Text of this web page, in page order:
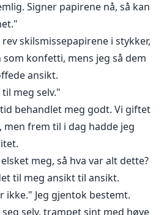
Signer papirene nå, så kan
skilsmissepapirene i stykker,
konfetti, mens jeg så dem
ansikt.
meg selv."
behandlet meg godt. Vi giftet
frem til i dag hadde jeg
meg, så hva var alt dette?
til meg ansikt til ansikt.
ikke." Jeg gjentok bestemt.
selv, trampet sint med høye